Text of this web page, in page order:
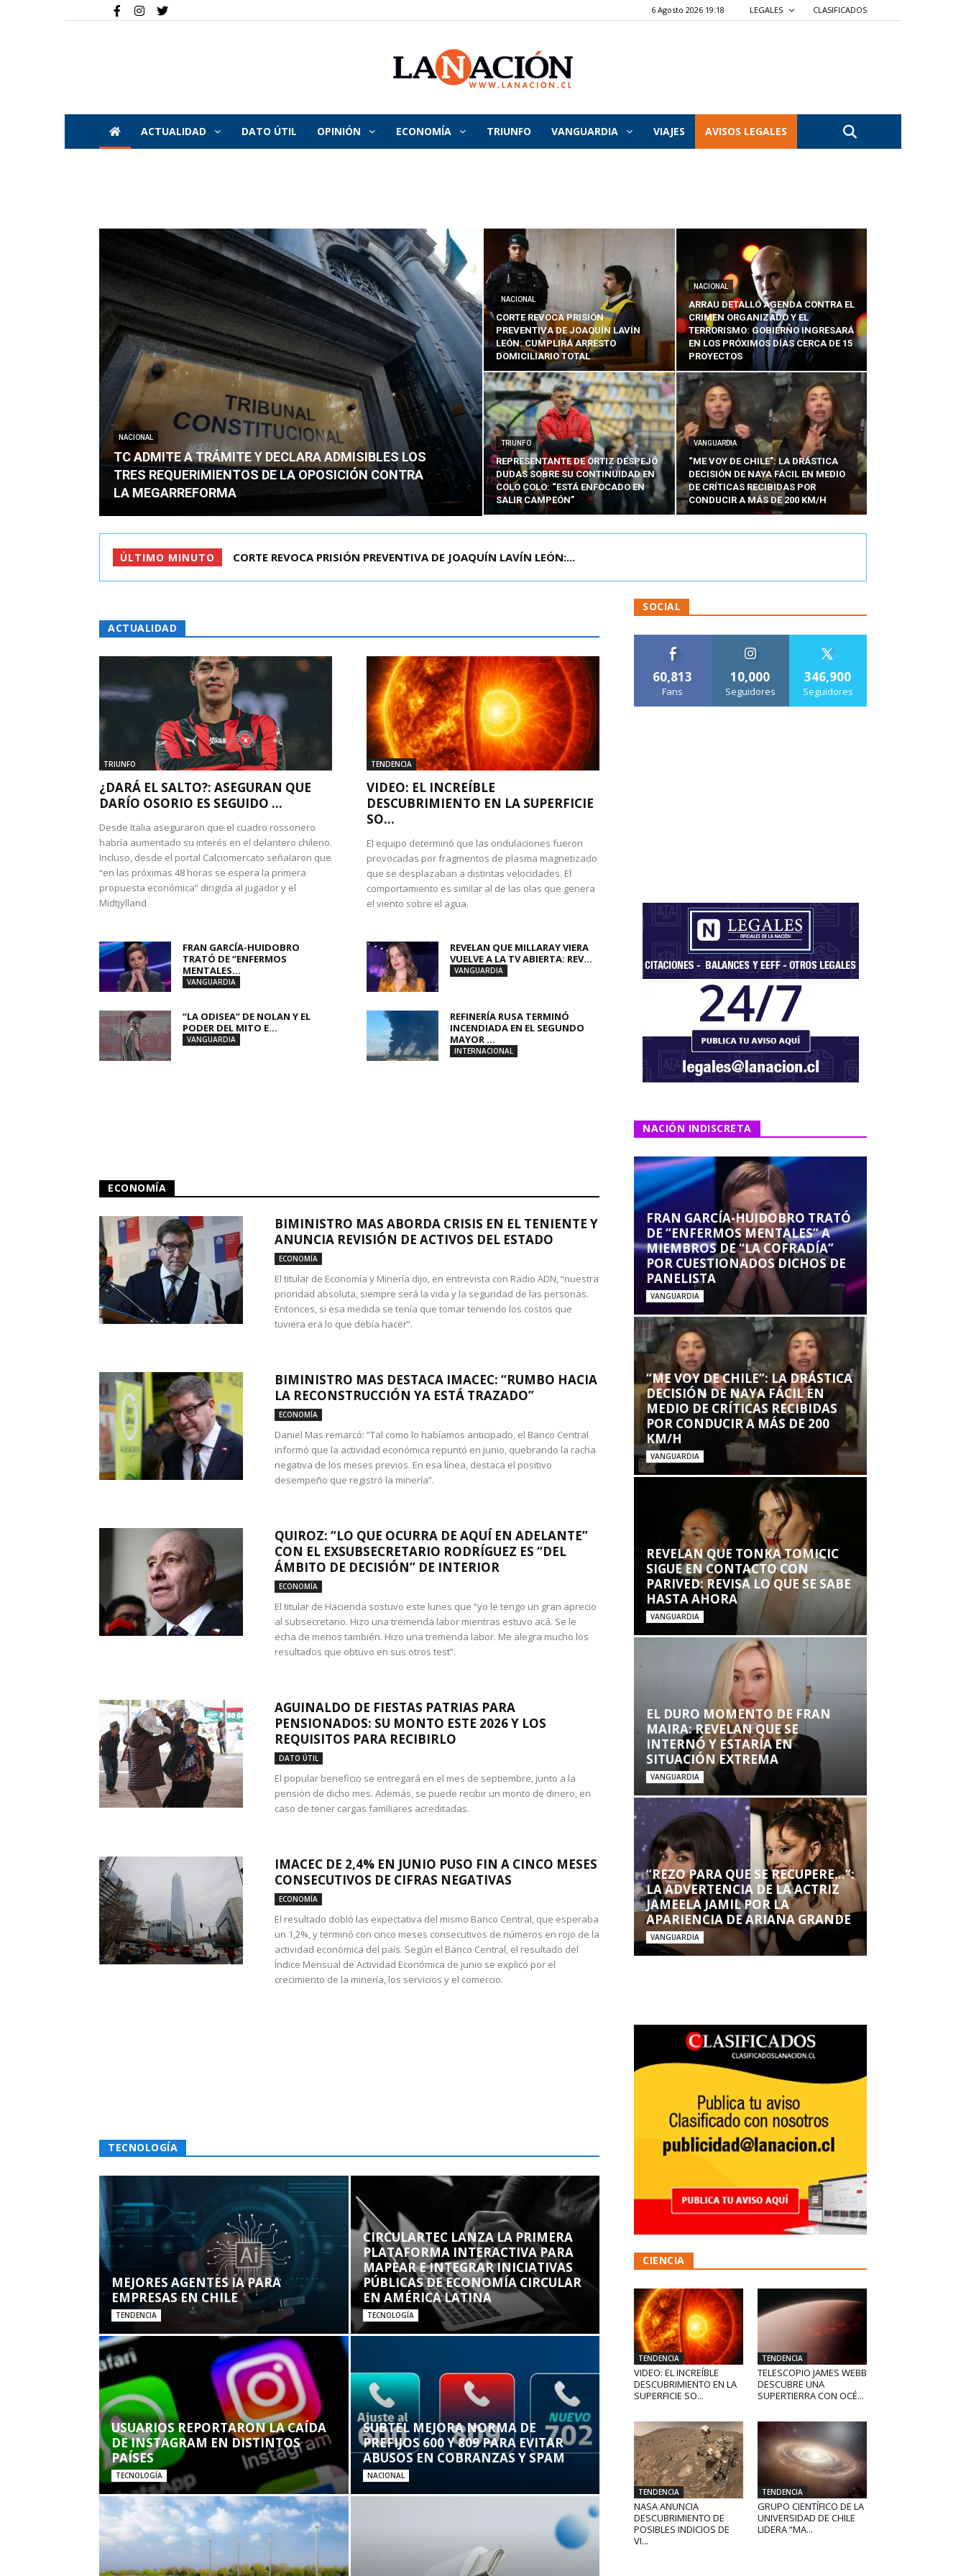
6 Agosto 2026 19:18 LEGALES CLASIFICADOS
La
Nación
ACTUALIDAD DATO ÚTIL OPINIÓN ECONOMÍA TRIUNFO VANGUARDIA VIAJES AVISOS LEGALES
NACIONAL
TC ADMITE A TRÁMITE Y DECLARA ADMISIBLES LOS
TRES REQUERIMIENTOS DE LA OPOSICIÓN CONTRA
LA MEGARREFORMA
NACIONAL
CORTE REVOCA PRISIÓN
PREVENTIVA DE JOAQUÍN LAVÍN
LEÓN: CUMPLIRÁ ARRESTO
DOMICILIARIO TOTAL
NACIONAL
ARRAU DETALLÓ AGENDA CONTRA EL
CRIMEN ORGANIZADO Y EL
TERRORISMO: GOBIERNO INGRESARÁ
EN LOS PRÓXIMOS DÍAS CERCA DE 15
PROYECTOS
TRIUNFO
REPRESENTANTE DE ORTIZ DESPEJÓ
DUDAS SOBRE SU CONTINUIDAD EN
COLO COLO: “ESTÁ ENFOCADO EN
SALIR CAMPEÓN”
VANGUARDIA
“ME VOY DE CHILE”: LA DRÁSTICA
DECISIÓN DE NAYA FÁCIL EN MEDIO
DE CRÍTICAS RECIBIDAS POR
CONDUCIR A MÁS DE 200 KM/H
ÚLTIMO MINUTO ARRAU DETALLÓ AGENDA CONTRA EL CRIMEN ORGANIZADO Y EL ...
ACTUALIDAD
TRIUNFO
¿DARÁ EL SALTO?: ASEGURAN QUE
DARÍO OSORIO ES SEGUIDO ...
Desde Italia aseguraron que el cuadro rossonero
habría aumentado su interés en el delantero chileno.
Incluso, desde el portal Calciomercato señalaron que
“en las próximas 48 horas se espera la primera
propuesta económica” dirigida al jugador y el
Midtjylland
TENDENCIA
VIDEO: EL INCREÍBLE
DESCUBRIMIENTO EN LA SUPERFICIE
SO...
El equipo determinó que las ondulaciones fueron
provocadas por fragmentos de plasma magnetizado
que se desplazaban a distintas velocidades. El
comportamiento es similar al de las olas que genera
el viento sobre el agua.
FRAN GARCÍA-HUIDOBRO
TRATÓ DE “ENFERMOS
MENTALES...
VANGUARDIA
REVELAN QUE MILLARAY VIERA
VUELVE A LA TV ABIERTA: REV...
VANGUARDIA
“LA ODISEA” DE NOLAN Y EL
PODER DEL MITO E...
VANGUARDIA
REFINERÍA RUSA TERMINÓ
INCENDIADA EN EL SEGUNDO
MAYOR ...
INTERNACIONAL
ECONOMÍA
BIMINISTRO MAS ABORDA CRISIS EN EL TENIENTE Y
ANUNCIA REVISIÓN DE ACTIVOS DEL ESTADO
ECONOMÍA
El titular de Economía y Minería dijo, en entrevista con Radio ADN, “nuestra
prioridad absoluta, siempre será la vida y la seguridad de las personas.
Entonces, si esa medida se tenía que tomar teniendo los costos que
tuviera era lo que debía hacer”.
BIMINISTRO MAS DESTACA IMACEC: “RUMBO HACIA
LA RECONSTRUCCIÓN YA ESTÁ TRAZADO”
ECONOMÍA
Daniel Mas remarcó: “Tal como lo habíamos anticipado, el Banco Central
informó que la actividad económica repuntó en junio, quebrando la racha
negativa de los meses previos. En esa línea, destaca el positivo
desempeño que registró la minería”.
QUIROZ: “LO QUE OCURRA DE AQUÍ EN ADELANTE”
CON EL EXSUBSECRETARIO RODRÍGUEZ ES “DEL
ÁMBITO DE DECISIÓN” DE INTERIOR
ECONOMÍA
El titular de Hacienda sostuvo este lunes que “yo le tengo un gran aprecio
al subsecretario. Hizo una tremenda labor mientras estuvo acá. Se le
echa de menos también. Hizo una tremenda labor. Me alegra mucho los
resultados que obtuvo en sus otros test”.
AGUINALDO DE FIESTAS PATRIAS PARA
PENSIONADOS: SU MONTO ESTE 2026 Y LOS
REQUISITOS PARA RECIBIRLO
DATO ÚTIL
El popular beneficio se entregará en el mes de septiembre, junto a la
pensión de dicho mes. Además, se puede recibir un monto de dinero, en
caso de tener cargas familiares acreditadas.
IMACEC DE 2,4% EN JUNIO PUSO FIN A CINCO MESES
CONSECUTIVOS DE CIFRAS NEGATIVAS
ECONOMÍA
El resultado dobló las expectativa del mismo Banco Central, que esperaba
un 1,2%, y terminó con cinco meses consecutivos de números en rojo de la
actividad económica del país. Según el Banco Central, el resultado del
Índice Mensual de Actividad Económica de junio se explicó por el
crecimiento de la minería, los servicios y el comercio.
TECNOLOGÍA
MEJORES AGENTES IA PARA
EMPRESAS EN CHILE
TENDENCIA
CIRCULARTEC LANZA LA PRIMERA
PLATAFORMA INTERACTIVA PARA
MAPEAR E INTEGRAR INICIATIVAS
PÚBLICAS DE ECONOMÍA CIRCULAR
EN AMÉRICA LATINA
TECNOLOGÍA
USUARIOS REPORTARON LA CAÍDA
DE INSTAGRAM EN DISTINTOS
PAÍSES
TECNOLOGÍA
SUBTEL MEJORA NORMA DE
PREFIJOS 600 Y 809 PARA EVITAR
ABUSOS EN COBRANZAS Y SPAM
NACIONAL
SOCIAL
60,813
Fans
10,000
Seguidores
346,900
Seguidores
NACIÓN INDISCRETA
FRAN GARCÍA-HUIDOBRO TRATÓ
DE “ENFERMOS MENTALES” A
MIEMBROS DE “LA COFRADÍA”
POR CUESTIONADOS DICHOS DE
PANELISTA
VANGUARDIA
“ME VOY DE CHILE”: LA DRÁSTICA
DECISIÓN DE NAYA FÁCIL EN
MEDIO DE CRÍTICAS RECIBIDAS
POR CONDUCIR A MÁS DE 200
KM/H
VANGUARDIA
REVELAN QUE TONKA TOMICIC
SIGUE EN CONTACTO CON
PARIVED: REVISA LO QUE SE SABE
HASTA AHORA
VANGUARDIA
EL DURO MOMENTO DE FRAN
MAIRA: REVELAN QUE SE
INTERNÓ Y ESTARÍA EN
SITUACIÓN EXTREMA
VANGUARDIA
“REZO PARA QUE SE RECUPERE…”:
LA ADVERTENCIA DE LA ACTRIZ
JAMEELA JAMIL POR LA
APARIENCIA DE ARIANA GRANDE
VANGUARDIA
CIENCIA
TENDENCIA
VIDEO: EL INCREÍBLE
DESCUBRIMIENTO EN LA
SUPERFICIE SO...
TENDENCIA
TELESCOPIO JAMES WEBB
DESCUBRE UNA
SUPERTIERRA CON OCÉ...
TENDENCIA
NASA ANUNCIA
DESCUBRIMIENTO DE
POSIBLES INDICIOS DE
VI...
TENDENCIA
GRUPO CIENTÍFICO DE LA
UNIVERSIDAD DE CHILE
LIDERA “MA...